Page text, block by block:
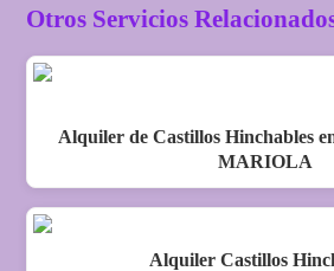
Otros Servicios
Alquiler de Castillos Hinchables
MARIOLA
Alquiler Castillos